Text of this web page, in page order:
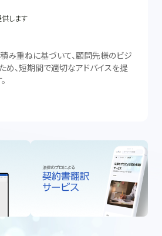
します
み重ねに基づいて、顧問先様のビジ
め、短期間で適切なアドバイスを提